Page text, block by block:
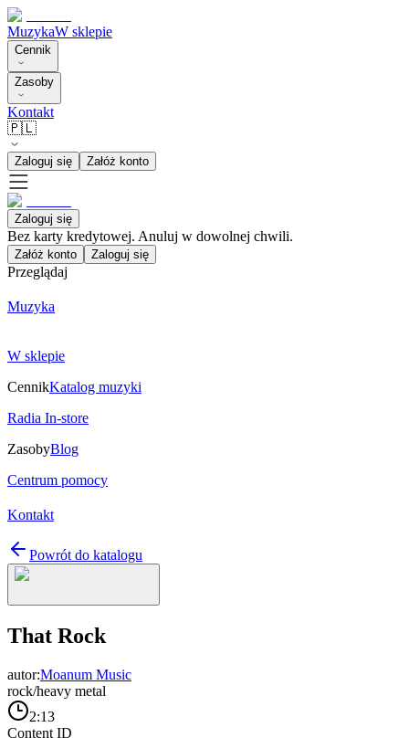
MuzykaW sklepie
Cennik
Zasoby
Kontakt
🇵🇱
Zaloguj się Załóż konto
Zaloguj się
Bez karty kredytowej. Anuluj w dowolnej chwili.
Załóż konto Zaloguj się
Przeglądaj
Muzyka
W sklepie
CennikKatalog muzyki
Radia In-store
ZasobyBlog
Centrum pomocy
Kontakt
Powrót do katalogu
That Rock
autor:Moanum Music
rock/heavy metal
2:13
Content ID